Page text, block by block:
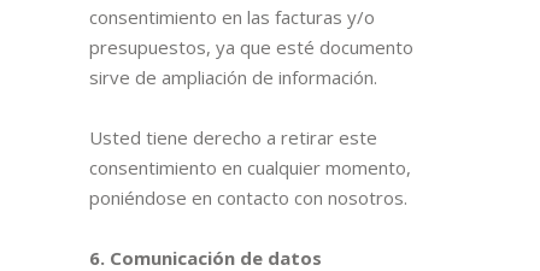
consentimiento en las facturas y/o
presupuestos, ya que esté documento
sirve de ampliación de información.
Usted tiene derecho a retirar este
consentimiento en cualquier momento,
poniéndose en contacto con nosotros.
6. Comunicación de datos